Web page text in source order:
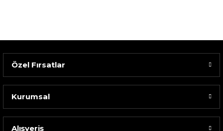
Özel Fırsatlar
Kurumsal
Alışveriş